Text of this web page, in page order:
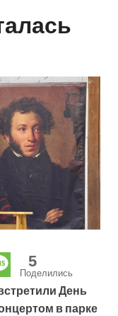
5
Поделились
День
в парке